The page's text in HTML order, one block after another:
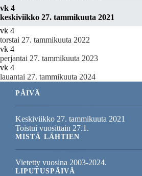
vk 4
keskiviikko 27. tammikuuta 2021
vk 4
torstai 27. tammikuuta 2022
vk 4
perjantai 27. tammikuuta 2023
vk 4
lauantai 27. tammikuuta 2024
PÄIVÄ
Keskiviikko 27. tammikuuta 2021
Toistui vuosittain 27.1.
MISTÄ LÄHTIEN
Vietetty vuosina 2003-2024.
LIPUTUSPÄIVÄ